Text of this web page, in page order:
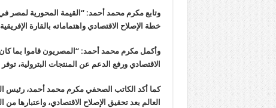
وتابع مكرم محمد أحمد: “القيمة المحورية لمصر في
خطة الإصلاح الاقتصادي واهتماماته بالقارة
وأكمل مكرم محمد أحمد: “المصريون قاموا بما كان
الاقتصادي ورفع الدعم عن المنتجات البترولية،
كما أكد الكاتب الصحفي مكرم محمد أحمد، رئيس
العالم بعد تحقيق الإصلاح الاقتصادي، واعتبارها